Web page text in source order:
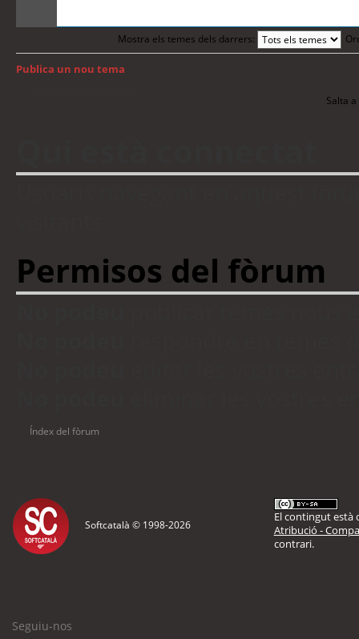
Mostra els temes dels darrers:
Publica un nou tema
Salta a
Permisos del fòrum
Índex del fòrum
Softcatalà © 1998-2026
El contingut està
Atribució -
contrari.
Seguiu-nos